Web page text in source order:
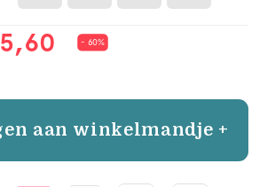
- 60%
aan winkelmandje +